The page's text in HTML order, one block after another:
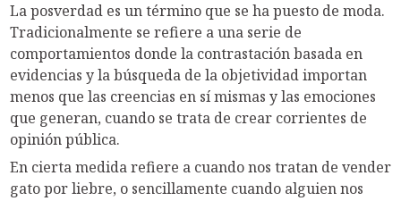
La posverdad es un término que se ha puesto de moda.
Tradicionalmente se refiere a una serie de
comportamientos donde la contrastación basada en
evidencias y la búsqueda de la objetividad importan
menos que las creencias en sí mismas y las emociones
que generan, cuando se trata de crear corrientes de
opinión pública.
En cierta medida refiere a cuando nos tratan de vender
gato por liebre, o sencillamente cuando alguien nos